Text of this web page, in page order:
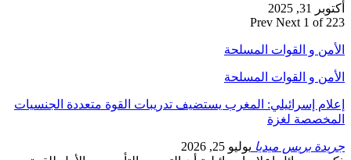
أكتوبر 31, 2025
Prev Next 1 of 223
الأمن و القوات المسلحة
الأمن و القوات المسلحة
إعلام إسرائيلي: المغرب يستضيف تدريبات القوة متعددة الجنسيات
المخصصة لغزة
جريدة بريس ميديا يوليو 25, 2026